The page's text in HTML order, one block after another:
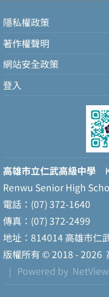
隱私權政策
著作權聲明
網站安全政策
登入
高雄市立仁武高級中學
Renwu Senior High
電話：(07) 372-1640
傳真：(07) 372-2499
地址：814014 高雄市仁
版權所有 © 2018 - 2026
| Powered by NetView